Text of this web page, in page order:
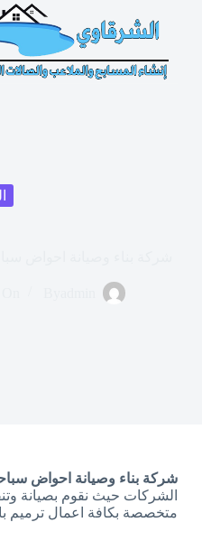
شركة بناء وصيانة احواض
الشركات حيث نقوم بصيانة
متخصصة بكافة اعمال ترميم